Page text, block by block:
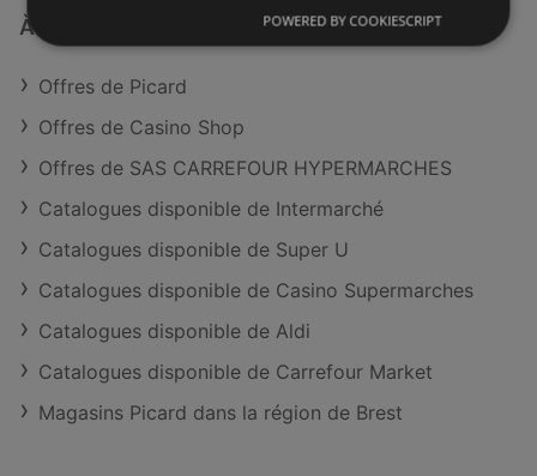
À découvrir aussi
Offres de Picard
Offres de Casino Shop
Offres de SAS CARREFOUR HYPERMARCHES
Catalogues disponible de Intermarché
Catalogues disponible de Super U
Catalogues disponible de Casino Supermarches
Catalogues disponible de Aldi
Catalogues disponible de Carrefour Market
Magasins Picard dans la région de Brest
POWERED BY COOKIESCRIPT